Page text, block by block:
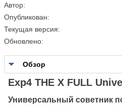
Автор:
Опубликован:
Текущая версия:
Обновлено:
Обзор
Exp4 THE X FULL
Универсальный советник